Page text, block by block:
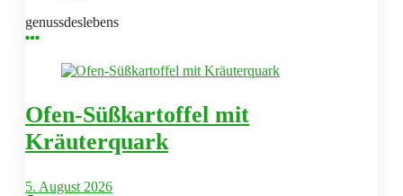
genussdeslebens
Ofen-Süßkartoffel mit
Kräuterquark
5. August 2026